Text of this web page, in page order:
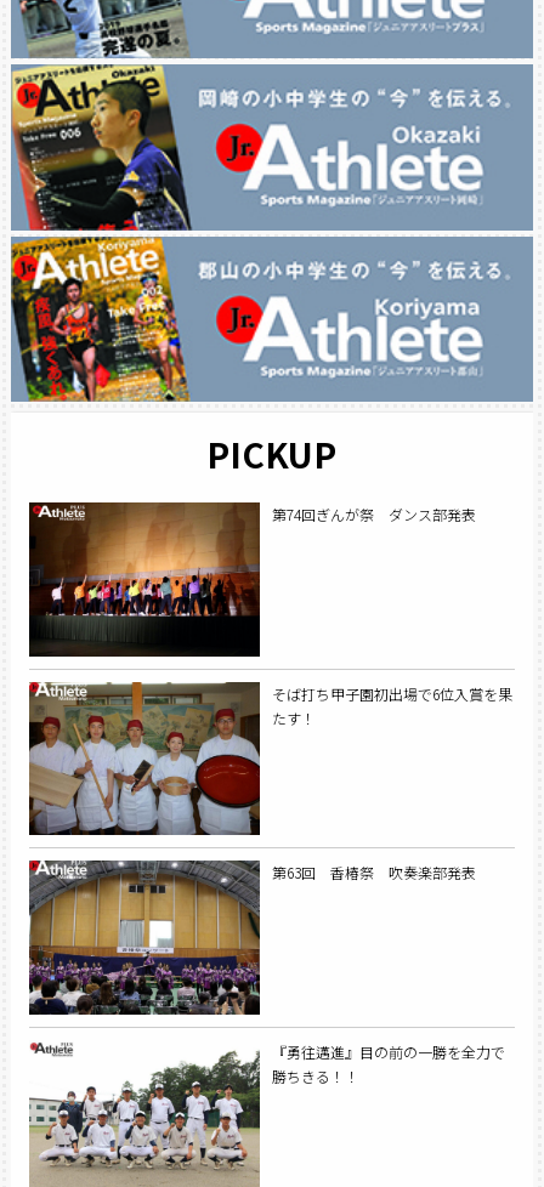
PICKUP
第74回ぎんが祭 ダンス部発表
そば打ち甲子園初出場で6位入賞を果
たす！
第63回 香椿祭 吹奏楽部発表
『勇往邁進』目の前の一勝を全力で
勝ちきる！！